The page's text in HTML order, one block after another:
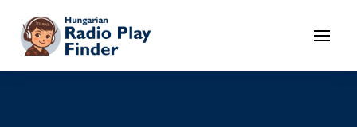
To contents
Menu